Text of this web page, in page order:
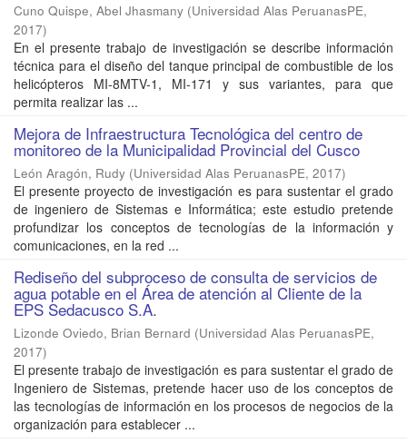
Cuno Quispe, Abel Jhasmany (Universidad Alas PeruanasPE,
2017)
En el presente trabajo de investigación se describe información
técnica para el diseño del tanque principal de combustible de los
helicópteros MI-8MTV-1, MI-171 y sus variantes, para que
permita realizar las ...
Mejora de Infraestructura Tecnológica del centro de
monitoreo de la Municipalidad Provincial del Cusco
León Aragón, Rudy (Universidad Alas PeruanasPE, 2017)
El presente proyecto de investigación es para sustentar el grado
de ingeniero de Sistemas e Informática; este estudio pretende
profundizar los conceptos de tecnologías de la información y
comunicaciones, en la red ...
Rediseño del subproceso de consulta de servicios de
agua potable en el Área de atención al Cliente de la
EPS Sedacusco S.A.
Lizonde Oviedo, Brian Bernard (Universidad Alas PeruanasPE,
2017)
El presente trabajo de investigación es para sustentar el grado de
Ingeniero de Sistemas, pretende hacer uso de los conceptos de
las tecnologías de información en los procesos de negocios de la
organización para establecer ...